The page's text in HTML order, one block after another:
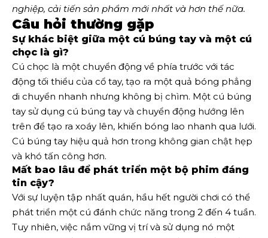
nghiệp, cải tiến sản phẩm mới nhất và hơn thế nữa.
Câu hỏi thường gặp
Sự khác biệt giữa một cú búng tay và một cú
chọc là gì?
Cú chọc là một chuyển động về phía trước với tác
động tối thiểu của cổ tay, tạo ra một quả bóng phẳng
di chuyển nhanh nhưng không bị chìm. Một cú búng
tay sử dụng cú búng tay và chuyển động hướng lên
trên để tạo ra xoáy lên, khiến bóng lao nhanh qua lưới.
Cú búng tay hiệu quả hơn trong không gian chật hẹp
và khó tấn công hơn.
Mất bao lâu để phát triển một bộ phim đáng
tin cậy?
Với sự luyện tập nhất quán, hầu hết người chơi có thể
phát triển một cú đánh chức năng trong 2 đến 4 tuần.
Tuy nhiên, việc nắm vững vị trí và sử dụng nó một